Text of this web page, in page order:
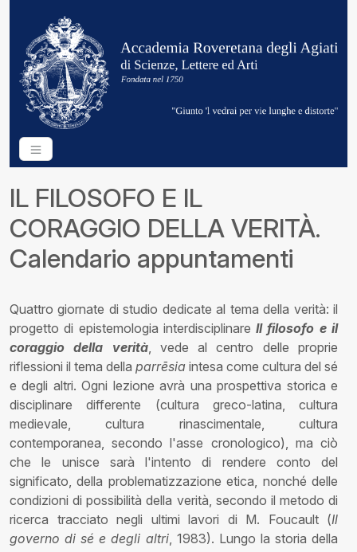
IL FILOSOFO E IL
CORAGGIO DELLA VERITÀ.
Calendario appuntamenti
Quattro giornate di studio dedicate al tema della verità: il
progetto di epistemologia interdisciplinare Il filosofo e il
coraggio della verità, vede al centro delle proprie
riflessioni il tema della parrēsia intesa come cultura del sé
e degli altri. Ogni lezione avrà una prospettiva storica e
disciplinare differente (cultura greco-latina, cultura
medievale, cultura rinascimentale, cultura
contemporanea, secondo l'asse cronologico), ma ciò
che le unisce sarà l'intento di rendere conto del
significato, della problematizzazione etica, nonché delle
condizioni di possibilità della verità, secondo il metodo di
ricerca tracciato negli ultimi lavori di M. Foucault (Il
governo di sé e degli altri, 1983). Lungo la storia della